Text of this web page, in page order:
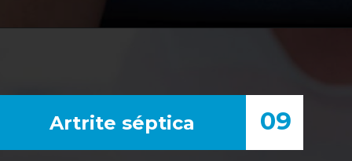
Artrite séptica 09